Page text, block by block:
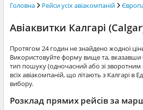
Головна Рейси усіх авіакомпаній
Авіаквитки Калгарі
Протягом 24 годин не знайдено жодної
Використовуйте форму вище та, вказавши
тип пошуку (одночасний або зі зворотним
всіх авіакомпаній, що літають з Калгарі в
вибору.
Розклад прямих рейсів за